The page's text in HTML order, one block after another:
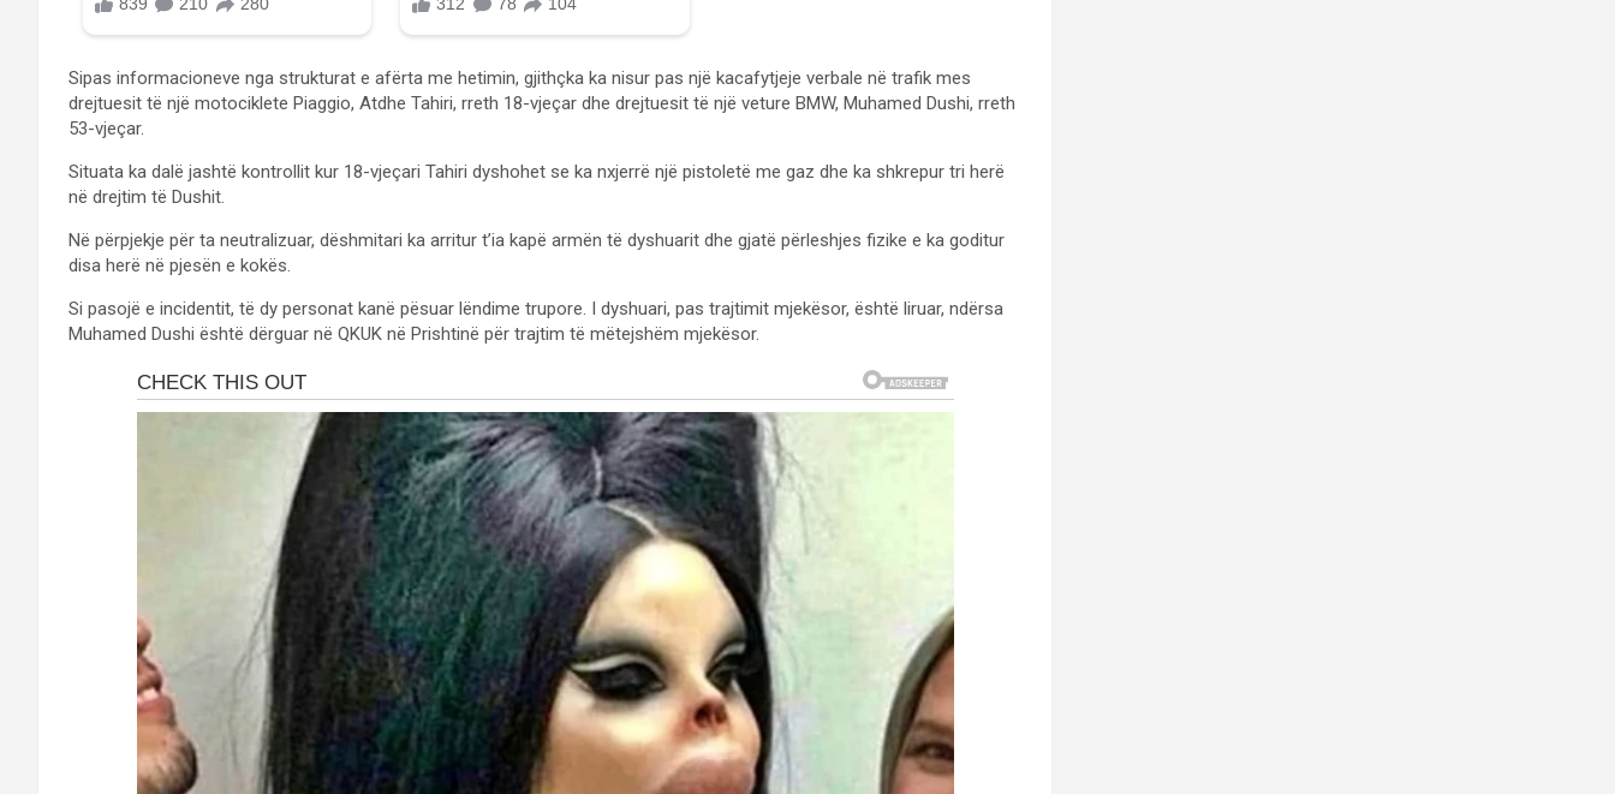
Sipas informacioneve nga strukturat e afërta me hetimin, gjithçka ka nisur pas një kacafytjeje verbale në trafik mes
drejtuesit të një motociklete Piaggio, Atdhe Tahiri, rreth 18-vjeçar dhe drejtuesit të një veture BMW, Muhamed Dushi, rreth
53-vjeçar.
Situata ka dalë jashtë kontrollit kur 18-vjeçari Tahiri dyshohet se ka nxjerrë një pistoletë me gaz dhe ka shkrepur tri herë
në drejtim të Dushit.
Në përpjekje për ta neutralizuar, dëshmitari ka arritur t’ia kapë armën të dyshuarit dhe gjatë përleshjes fizike e ka goditur
disa herë në pjesën e kokës.
Si pasojë e incidentit, të dy personat kanë pësuar lëndime trupore. I dyshuari, pas trajtimit mjekësor, është liruar, ndërsa
Muhamed Dushi është dërguar në QKUK në Prishtinë për trajtim të mëtejshëm mjekësor.